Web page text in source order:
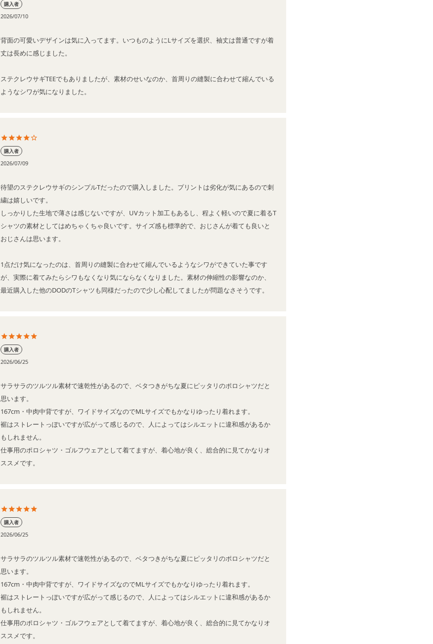
購入者
2026/07/10
背面の可愛いデザインは気に入ってます。いつものようにLサイズを選択、袖丈は普通ですが着
丈は長めに感じました。
ステクレウサギTEEでもありましたが、素材のせいなのか、首周りの縫製に合わせて縮んでいる
ようなシワが気になりました。
購入者
2026/07/09
待望のステクレウサギのシンプルTだったので購入しました。プリントは劣化が気にあるので刺
繍は嬉しいです。
しっかりした生地で薄さは感じないですが、UVカット加工もあるし、程よく軽いので夏に着るT
シャツの素材としてはめちゃくちゃ良いです。サイズ感も標準的で、おじさんが着ても良いと
おじさんは思います。
1点だけ気になったのは、首周りの縫製に合わせて縮んでいるようなシワができていた事です
が、実際に着てみたらシワもなくなり気にならなくなりました。素材の伸縮性の影響なのか、
最近購入した他のDODのTシャツも同様だったので少し心配してましたが問題なさそうです。
購入者
2026/06/25
サラサラのツルツル素材で速乾性があるので、ベタつきがちな夏にピッタリのポロシャツだと
思います。
167cm・中肉中背ですが、ワイドサイズなのでMLサイズでもかなりゆったり着れます。
裾はストレートっぽいですが広がって感じるので、人によってはシルエットに違和感があるか
もしれません。
仕事用のポロシャツ・ゴルフウェアとして着てますが、着心地が良く、総合的に見てかなりオ
ススメです。
購入者
2026/06/25
サラサラのツルツル素材で速乾性があるので、ベタつきがちな夏にピッタリのポロシャツだと
思います。
167cm・中肉中背ですが、ワイドサイズなのでMLサイズでもかなりゆったり着れます。
裾はストレートっぽいですが広がって感じるので、人によってはシルエットに違和感があるか
もしれません。
仕事用のポロシャツ・ゴルフウェアとして着てますが、着心地が良く、総合的に見てかなりオ
ススメです。